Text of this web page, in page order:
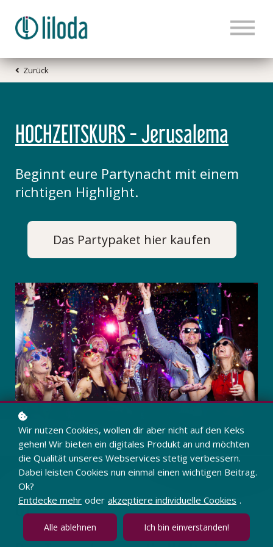
HOME
TANZWISSEN
KONTAKT
LOGIN
Zurück
HOCHZEITSKURS - Jerusalema
Beginnt eure Partynacht mit einem
richtigen Highlight.
Das Partypaket hier kaufen
01
Wir nutzen Cookies, wollen dir aber nicht auf den Keks
gehen! Wir bieten ein digitales Produkt an und möchten
die Qualität unseres Webservices stetig verbessern.
Dabei leisten Cookies nun einmal einen wichtigen Beitrag.
Ok?
Entdecke mehr oder akzeptiere individuelle Cookies .
Alle ablehnen Ich bin einverstanden!